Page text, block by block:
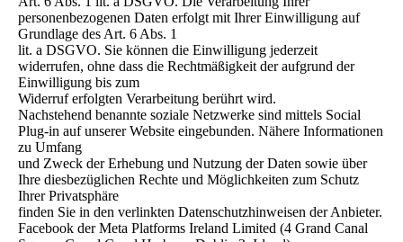
personenbezogenen Daten erfolgt mit Ihrer Einwilligung auf
Grundlage des Art. 6 Abs. 1
lit. a DSGVO. Sie können die Einwilligung jederzeit
widerrufen, ohne dass die Rechtmäßigkeit der aufgrund der
Einwilligung bis zum
Widerruf erfolgten Verarbeitung berührt wird.
Nachstehend benannte soziale Netzwerke sind mittels Social
Plug-in auf unserer Website eingebunden. Nähere Informationen
zu Umfang
und Zweck der Erhebung und Nutzung der Daten sowie über
Ihre diesbezüglichen Rechte und Möglichkeiten zum Schutz
Ihrer Privatsphäre
finden Sie in den verlinkten Datenschutzhinweisen der Anbieter.
Facebook der Meta Platforms Ireland Limited (4 Grand Canal